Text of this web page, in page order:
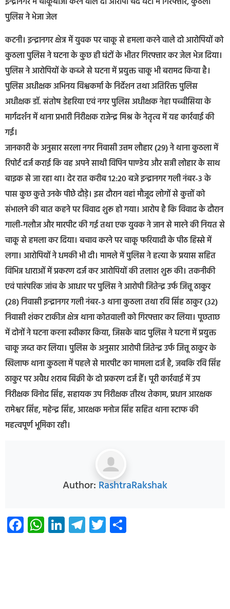
पुलिस ने भेजा जेल
कटनी। इन्द्रानगर क्षेत्र में युवक पर चाकू से हमला करने वाले दो आरोपियों को
कुठला पुलिस ने घटना के कुछ ही घंटों के भीतर गिरफ्तार कर जेल भेज दिया।
पुलिस ने आरोपियों के कब्जे से घटना में प्रयुक्त चाकू भी बरामद किया है।
पुलिस अधीक्षक अभिनय विश्वकर्मा के निर्देशन तथा अतिरिक्त पुलिस
अधीक्षक डॉ. संतोष डेहरिया एवं नगर पुलिस अधीक्षक नेहा पच्चीसिया के
मार्गदर्शन में थाना प्रभारी निरीक्षक राजेन्द्र मिश्र के नेतृत्व में यह कार्रवाई की
गई।
जानकारी के अनुसार सरला नगर निवासी उत्तम लौहार (29) ने थाना कुठला में
रिपोर्ट दर्ज कराई कि वह अपने साथी विपिन पाण्डेय और सन्नी लोहार के साथ
बाइक से जा रहा था। देर रात करीब 12:20 बजे इन्द्रानगर गली नंबर-3 के
पास कुछ कुत्ते उनके पीछे दौड़े। इस दौरान वहां मौजूद लोगों से कुत्तों को
संभालने की बात कहने पर विवाद शुरू हो गया। आरोप है कि विवाद के दौरान
गाली-गलौज और मारपीट की गई तथा एक युवक ने जान से मारने की नियत से
चाकू से हमला कर दिया। बचाव करने पर चाकू फरियादी के पीठ हिस्से में
लगा। आरोपियों ने धमकी भी दी। मामले में पुलिस ने हत्या के प्रयास सहित
विभिन्न धाराओं में प्रकरण दर्ज कर आरोपियों की तलाश शुरू की। तकनीकी
एवं पारंपरिक जांच के आधार पर पुलिस ने आरोपी जितेन्द्र उर्फ जित्तू ठाकुर
(28) निवासी इन्द्रानगर गली नंबर-3 थाना कुठला तथा रवि सिंह ठाकुर (32)
निवासी शंकर टाकीज क्षेत्र थाना कोतवाली को गिरफ्तार कर लिया। पूछताछ
में दोनों ने घटना करना स्वीकार किया, जिसके बाद पुलिस ने घटना में प्रयुक्त
चाकू जब्त कर लिया। पुलिस के अनुसार आरोपी जितेन्द्र उर्फ जित्तू ठाकुर के
खिलाफ थाना कुठला में पहले से मारपीट का मामला दर्ज है, जबकि रवि सिंह
ठाकुर पर अवैध शराब बिक्री के दो प्रकरण दर्ज हैं। पूरी कार्रवाई में उप
निरीक्षक विनोद सिंह, सहायक उप निरीक्षक तीरथ तेकाम, प्रधान आरक्षक
रामेश्वर सिंह, महेन्द्र सिंह, आरक्षक मनोज सिंह सहित थाना स्टाफ की
महत्वपूर्ण भूमिका रही।
Author: RashtraRakshak
Facebook
WhatsApp
LinkedIn
Telegram
Twitter